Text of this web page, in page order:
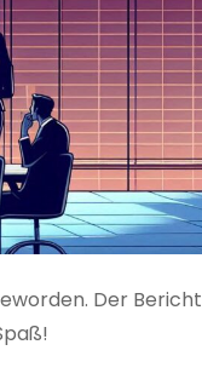
Der Bericht